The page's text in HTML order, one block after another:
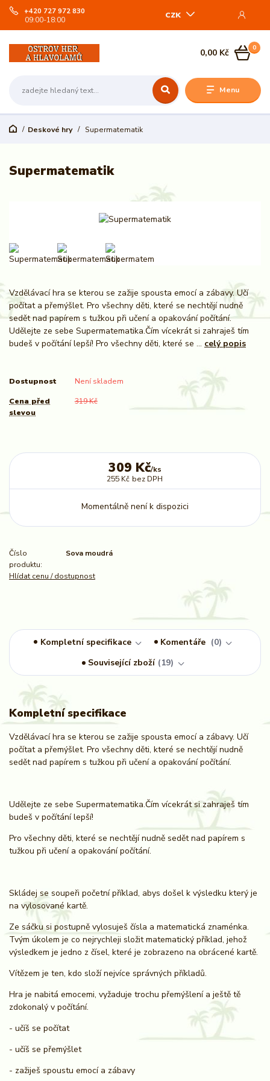
Menu
CZK
+420 727 972 830
09:00-18:00
0
0,00 Kč
Deskové hry Supermatematik
Supermatematik
Vzdělávací hra se kterou se zažije spousta emocí a zábavy. Učí
počítat a přemýšlet. Pro všechny děti, které se nechtějí nudně
sedět nad papírem s tužkou při učení a opakování počítání.
Udělejte ze sebe Supermatematika.Čím vícekrát si zahraješ tím
budeš v počítání lepší! Pro všechny děti, které se ... celý popis
Dostupnost Není skladem
Cena před
slevou
319 Kč
309 Kč/ks
255 Kč bez DPH
Momentálně není k dispozici
Číslo
produktu:
Sova moudrá
Hlídat cenu / dostupnost
Kompletní specifikace Komentáře
0
Související zboží
19
Kompletní specifikace
Vzdělávací hra se kterou se zažije spousta emocí a zábavy. Učí
počítat a přemýšlet. Pro všechny děti, které se nechtějí nudně
sedět nad papírem s tužkou při učení a opakování počítání.
Udělejte ze sebe Supermatematika.Čím vícekrát si zahraješ tím
budeš v počítání lepší!
Pro všechny děti, které se nechtějí nudně sedět nad papírem s
tužkou při učení a opakování počítání.
Skládej se soupeři početní příklad, abys došel k výsledku který je
na vylosované kartě.
Ze sáčku si postupně vylosuješ čísla a matematická znaménka.
Tvým úkolem je co nejrychleji složit matematický příklad, jehož
výsledkem je jedno z čísel, které je zobrazeno na obrácené kartě.
Vítězem je ten, kdo složí nejvíce správných příkladů.
Hra je nabitá emocemi, vyžaduje trochu přemýšlení a ještě tě
zdokonalý v počítání.
- učíš se počítat
- učíš se přemýšlet
- zažiješ spoustu emocí a zábavy